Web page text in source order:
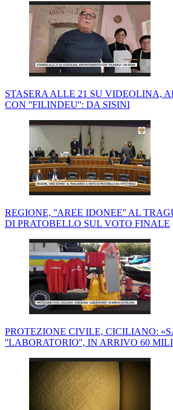
STASERA ALLE 21 SU VIDEOLINA,
CON ''FILINDEU'': DA SISINI
REGIONE, ''AREE IDONEE'' AL
DI PRATOBELLO SUL VOTO FINALE
PROTEZIONE CIVILE, CICILIANO:
''LABORATORIO'', IN ARRIVO 60